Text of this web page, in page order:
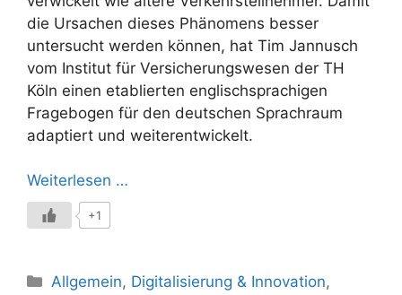
die Ursachen dieses Phänomens besser
untersucht werden können, hat Tim Jannusch
vom Institut für Versicherungswesen der TH
Köln einen etablierten englischsprachigen
Fragebogen für den deutschen Sprachraum
adaptiert und weiterentwickelt.
Weiterlesen …
+1
Kategorien
Allgemein, Digitalisierung & Innovation,